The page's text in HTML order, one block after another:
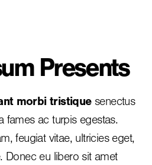
Presents
morbi tristiquesenectus
fames ac turpis egestas.
feugiat vitae, ultricies eget,
Donec eu libero sit amet